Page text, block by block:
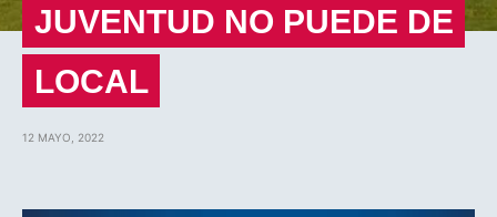
JUVENTUD NO PUEDE DE
LOCAL
12 MAYO, 2022